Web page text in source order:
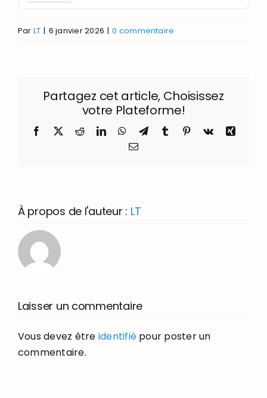
Par LT | 6 janvier 2026 | 0 commentaire
Partagez cet article, Choisissez
votre Plateforme!
Facebook
X RedditLinkedInWhatsApp
TelegramTumblr Pinterest
Vk
Xing
Email
À propos de l'auteur : LT
Laisser un commentaire
Vous devez être identifié pour poster un
commentaire.